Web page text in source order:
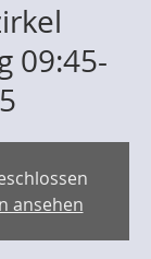
09:45-
ansehen